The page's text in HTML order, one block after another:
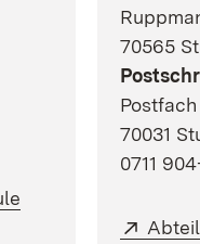
neuem Fenster)
70565
70031
0711